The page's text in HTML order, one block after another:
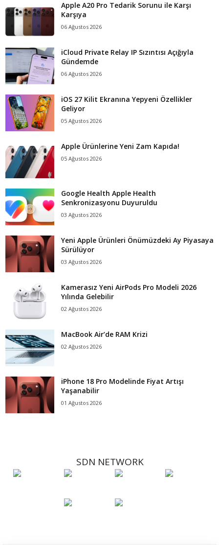
Apple A20 Pro Tedarik Sorunu ile Karşı
Karşıya
06 Ağustos 2026
iCloud Private Relay IP Sızıntısı Açığıyla
Gündemde
06 Ağustos 2026
iOS 27 Kilit Ekranına Yepyeni Özellikler
Geliyor
05 Ağustos 2026
Apple Ürünlerine Yeni Zam Kapıda!
05 Ağustos 2026
Google Health Apple Health
Senkronizasyonu Duyuruldu
03 Ağustos 2026
Yeni Apple Ürünleri Önümüzdeki Ay Piyasaya
Sürülüyor
03 Ağustos 2026
Kamerasız Yeni AirPods Pro Modeli 2026
Yılında Gelebilir
02 Ağustos 2026
MacBook Air’de RAM Krizi
02 Ağustos 2026
iPhone 18 Pro Modelinde Fiyat Artışı
Yaşanabilir
01 Ağustos 2026
SDN NETWORK